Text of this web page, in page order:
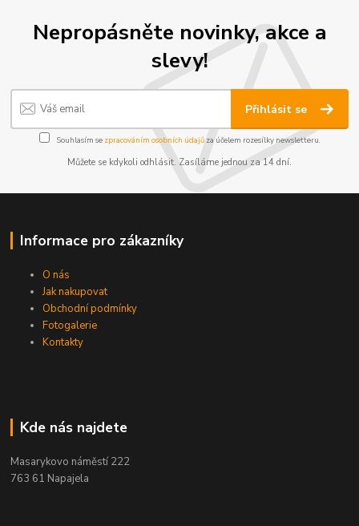
Nepropásněte novinky, akce a
slevy!
Přihlásit se
Souhlasím se zpracováním osobních údajůza účelem rozesílky newsletteru.
Můžete se kdykoli odhlásit. Zasíláme jednou za 14 dní.
Informace pro zákazníky
O nás
Jak nakupovat
Obchodní podmínky
Fotogalerie
Kontakty
Kde nás najdete
Masarykovo náměstí 222
763 61 Napajela